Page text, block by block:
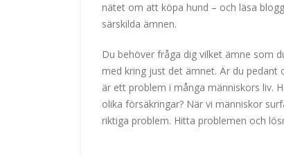
nätet om att köpa hund – och läsa
särskilda ämnen.
Du behöver fråga dig vilket ämne som
med kring just det ämnet. Är du
är ett problem i många människors liv.
olika försäkringar? När vi människor
riktiga problem. Hitta problemen och